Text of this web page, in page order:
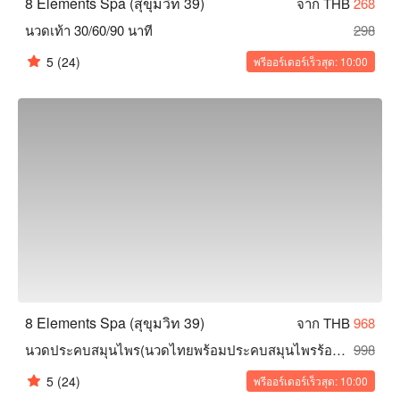
นวดเท้า 30/60/90 นาที
298
5 (24) พรีออร์เดอร์เร็วสุด: 10:00
8 Elements Spa (สุขุมวิท 39) จาก THB968
นวดประคบสมุนไพร(นวดไทยพร้อมประคบสมุนไพรร้อน) 90/120 นาที 998
5 (24) พรีออร์เดอร์เร็วสุด: 10:00